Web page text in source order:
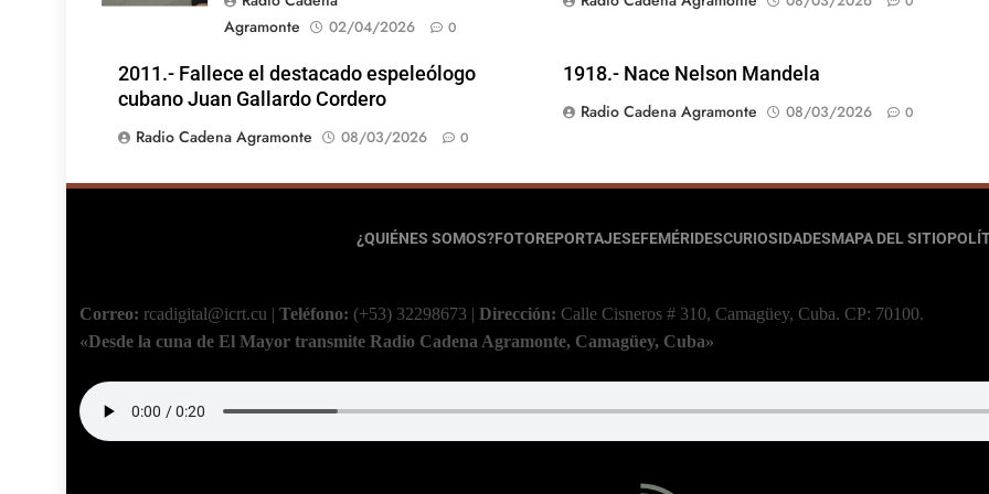
Agramonte
02/04/2026 0
2011.- Fallece el destacado espeleólogo
cubano Juan Gallardo Cordero
Radio Cadena Agramonte
08/03/2026 0
1918.- Nace Nelson Mandela
Radio Cadena Agramonte
08/03/2026 0
¿QUIÉNES SOMOS?FOTOREPORTAJESEFEMÉRIDESCURIOSIDADESMAPA DEL SITIO
Correo: rcadigital@icrt.cu | Teléfono: (+53) 32298673 | Dirección: Calle Cisneros # 310, Camagüey, Cuba. CP: 70100.
«Desde la cuna de El Mayor transmite Radio Cadena Agramonte, Camagüey, Cuba»